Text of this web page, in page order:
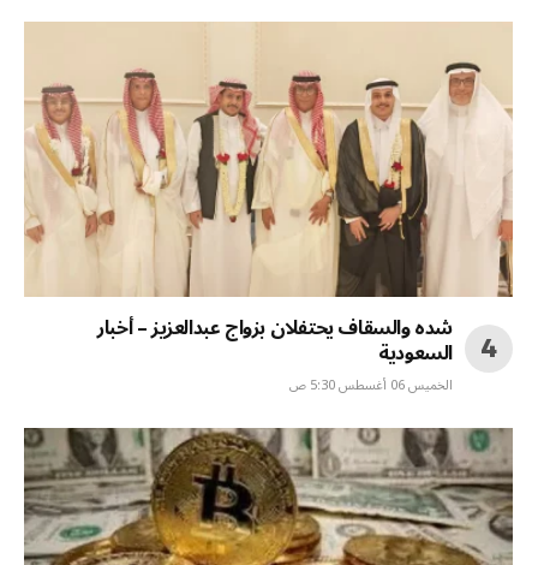
شده والسقاف يحتفلان بزواج عبدالعزيز – أخبار
السعودية
الخميس 06 أغسطس 5:30 ص